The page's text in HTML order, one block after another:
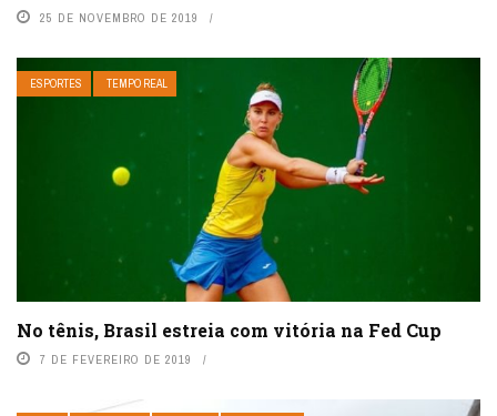
25 DE NOVEMBRO DE 2019
ESPORTES TEMPO REAL
No tênis, Brasil estreia com vitória na Fed Cup
7 DE FEVEREIRO DE 2019